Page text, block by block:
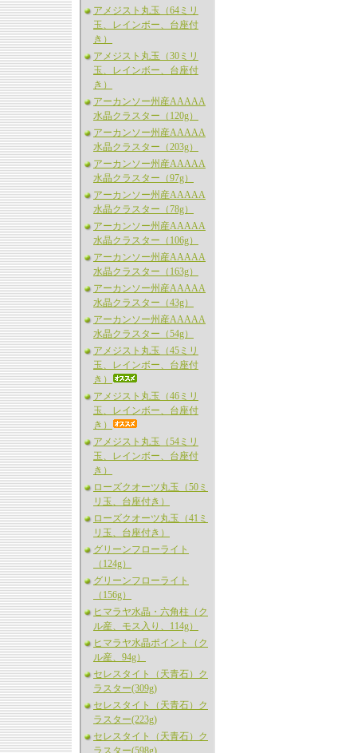
アメジスト丸玉（64ミリ
玉、レインボー、台座付
き）
アメジスト丸玉（30ミリ
玉、レインボー、台座付
き）
アーカンソー州産AAAAA
水晶クラスター（120g）
アーカンソー州産AAAAA
水晶クラスター（203g）
アーカンソー州産AAAAA
水晶クラスター（97g）
アーカンソー州産AAAAA
水晶クラスター（78g）
アーカンソー州産AAAAA
水晶クラスター（106g）
アーカンソー州産AAAAA
水晶クラスター（163g）
アーカンソー州産AAAAA
水晶クラスター（43g）
アーカンソー州産AAAAA
水晶クラスター（54g）
アメジスト丸玉（45ミリ
玉、レインボー、台座付
き）
アメジスト丸玉（46ミリ
玉、レインボー、台座付
き）
アメジスト丸玉（54ミリ
玉、レインボー、台座付
き）
ローズクオーツ丸玉（50ミ
リ玉、台座付き）
ローズクオーツ丸玉（41ミ
リ玉、台座付き）
グリーンフローライト
（124g）
グリーンフローライト
（156g）
ヒマラヤ水晶・六角柱（ク
ル産、モス入り、114g）
ヒマラヤ水晶ポイント（ク
ル産、94g）
セレスタイト（天青石）ク
ラスター(309g)
セレスタイト（天青石）ク
ラスター(223g)
セレスタイト（天青石）ク
ラスター(598g)